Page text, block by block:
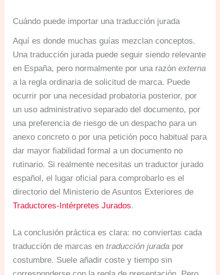
Cuándo puede importar una traducción jurada
Aquí es donde muchas guías mezclan conceptos.
Una traducción jurada puede seguir siendo relevante
en España, pero normalmente por una razónexterna
a la regla ordinaria de solicitud de marca. Puede
ocurrir por una necesidad probatoria posterior, por
un uso administrativo separado del documento, por
una preferencia de riesgo de un despacho para un
anexo concreto o por una petición poco habitual para
dar mayor fiabilidad formal a un documento no
rutinario. Si realmente necesitas un traductor jurado
español, el lugar oficial para comprobarlo es el
directorio del Ministerio de Asuntos Exteriores de
Traductores-Intérpretes Jurados.
La conclusión práctica es clara: no conviertas cada
traducción de marcas entraducción jurada por
costumbre. Suele añadir coste y tiempo sin